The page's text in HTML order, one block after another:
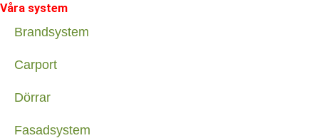
Våra system
Brandsystem
Carport
Dörrar
Fasadsystem